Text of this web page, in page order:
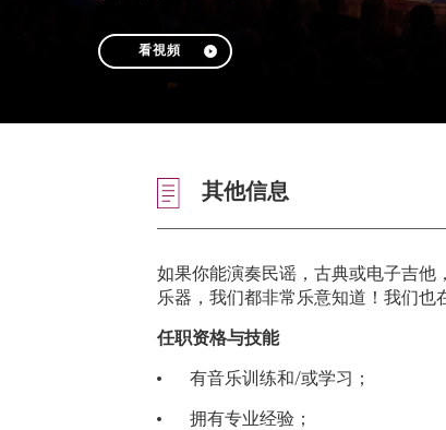
看視頻
其他信息
如果你能演奏民谣，古典或电子吉他
乐器，我们都非常乐意知道！我们也
任职资格与技能
有音乐训练和/或学习；
拥有专业经验；